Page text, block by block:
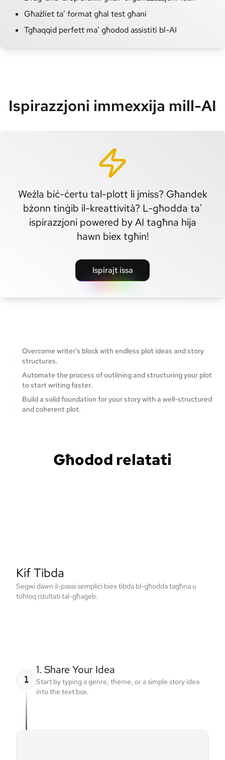
Għażliet ta’ format għal test għani
Tgħaqqid perfett ma’ għodod assistiti bl-AI
Ispirazzjoni immexxija mill-AI
Weżla biċ-ċertu tal-plott li jmiss? Għandek
bżonn tinġib il-kreattività? L-għodda ta'
ispirazzjoni powered by AI tagħna hija
hawn biex tgħin!
Ispirajt issa
Overcome writer's block with endless plot ideas and story
structures.
Automate the process of outlining and structuring your plot
to start writing faster.
Build a solid foundation for your story with a well-structured
and coherent plot.
Għodod relatati
Kif Tibda
Segwi dawn il-passi sempliċi biex tibda bl-għodda tagħna u
toħloq riżultati tal-għaġeb.
1
1. Share Your Idea
Start by typing a genre, theme, or a simple story idea
into the text box.